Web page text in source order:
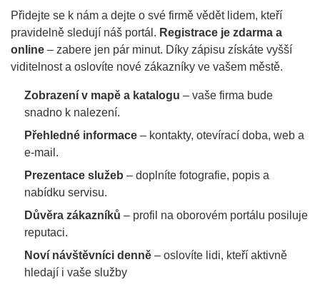
Přidejte se k nám a dejte o své firmě vědět lidem, kteří
pravidelně sledují náš portál. Registrace je zdarma a
online – zabere jen pár minut. Díky zápisu získáte vyšší
viditelnost a oslovíte nové zákazníky ve vašem městě.
Zobrazení v mapě a katalogu – vaše firma bude
snadno k nalezení.
Přehledné informace – kontakty, otevírací doba, web a
e-mail.
Prezentace služeb – doplníte fotografie, popis a
nabídku servisu.
Důvěra zákazníků – profil na oborovém portálu posiluje
reputaci.
Noví návštěvníci denně – oslovíte lidi, kteří aktivně
hledají i vaše služby